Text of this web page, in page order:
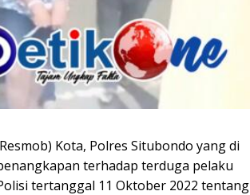
Kota, Polres Situbondo yang di
terhadap terduga pelaku
tertanggal 11 Oktober 2022 tentang